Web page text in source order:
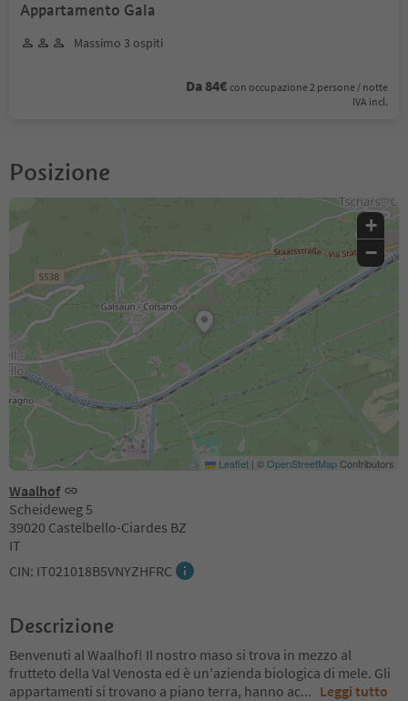
Appartamento Gala
Massimo 3 ospiti
Da 84€ con occupazione 2 persone / notte
IVA incl.
Posizione
Waalhof
Scheideweg 5
39020 Castelbello-Ciardes BZ
IT
CIN: IT021018B5VNYZHFRC
+
−
Leaflet | ©OpenStreetMapContributors
Descrizione
Benvenuti al Waalhof! Il nostro maso si trova in mezzo al
frutteto della Val Venosta ed è un'azienda biologica di mele. Gli
appartamenti si trovano a piano terra, hanno ac... Leggi tutto